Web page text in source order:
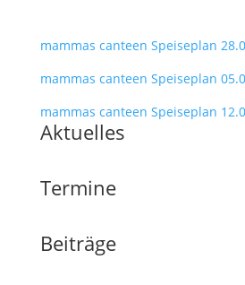
mammas canteen Speiseplan
mammas canteen Speiseplan
mammas canteen Speiseplan
Aktuelles
Termine
Beiträge